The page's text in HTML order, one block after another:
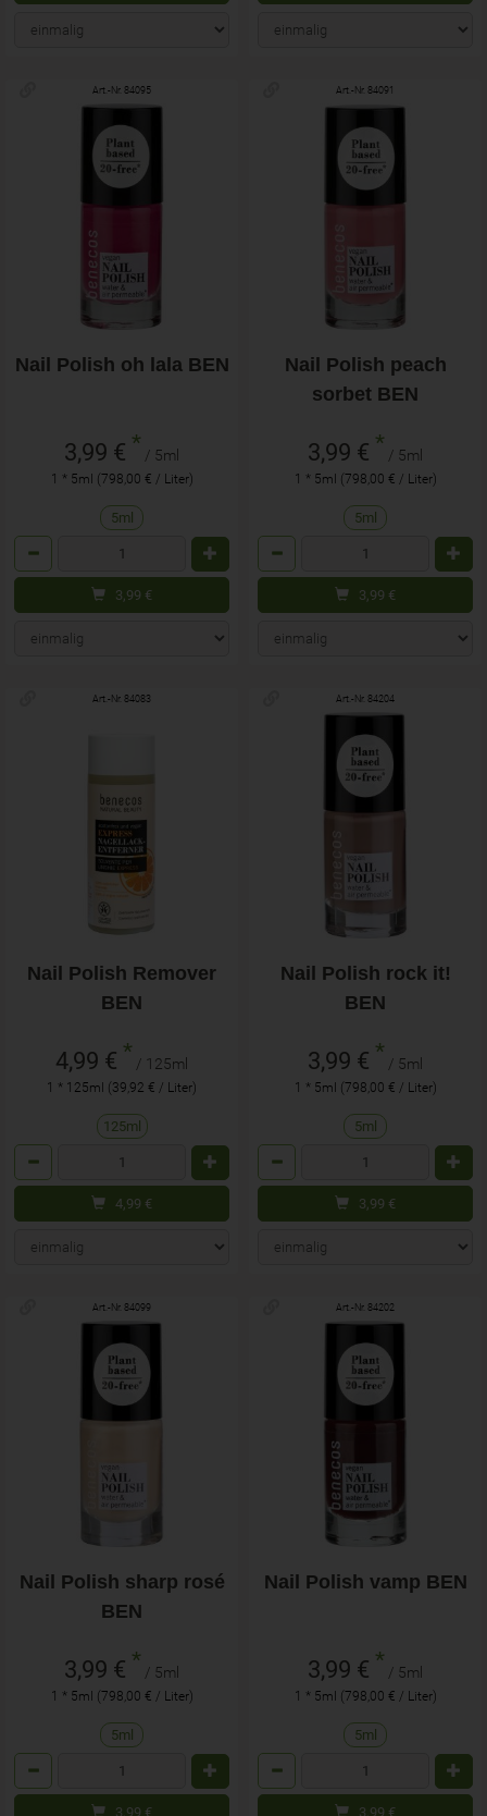
Art.-Nr. 84095
Nail Polish oh lala BEN
3,99 € * / 5ml
1 * 5ml (798,00 € / Liter)
5ml
3,99 €
Art.-Nr. 84091
Nail Polish peach
sorbet BEN
3,99 € * / 5ml
1 * 5ml (798,00 € / Liter)
5ml
3,99 €
Art.-Nr. 84083
Nail Polish Remover
BEN
4,99 € * / 125ml
1 * 125ml (39,92 € / Liter)
125ml
4,99 €
Art.-Nr. 84204
Nail Polish rock it!
BEN
3,99 € * / 5ml
1 * 5ml (798,00 € / Liter)
5ml
3,99 €
Art.-Nr. 84099
Nail Polish sharp rosé
BEN
3,99 € * / 5ml
1 * 5ml (798,00 € / Liter)
5ml
3,99 €
Art.-Nr. 84202
Nail Polish vamp BEN
3,99 € * / 5ml
1 * 5ml (798,00 € / Liter)
5ml
3,99 €